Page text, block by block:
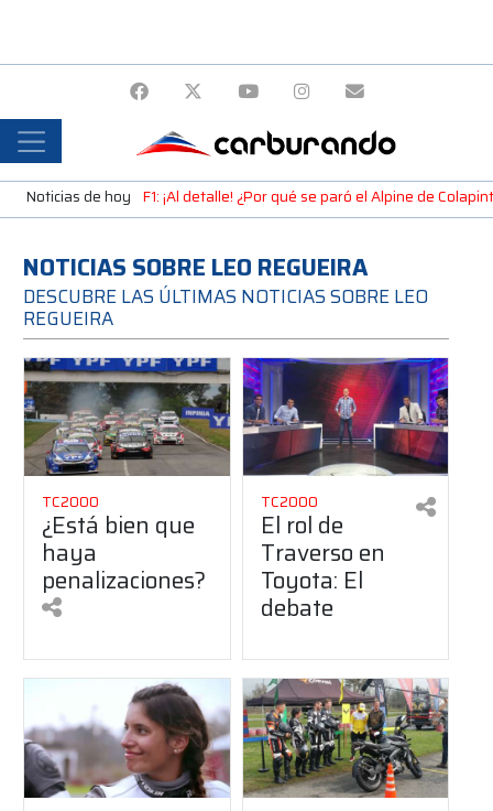
Noticias de hoy F1: ¡Al detalle! ¿Por qué se paró el Alpine de
NOTICIAS SOBRE LEO REGUEIRA
DESCUBRE LAS ÚLTIMAS NOTICIAS SOBRE LEO
REGUEIRA
TC2000
¿Está bien que
haya
penalizaciones?
TC2000
El rol de
Traverso en
Toyota: El
debate